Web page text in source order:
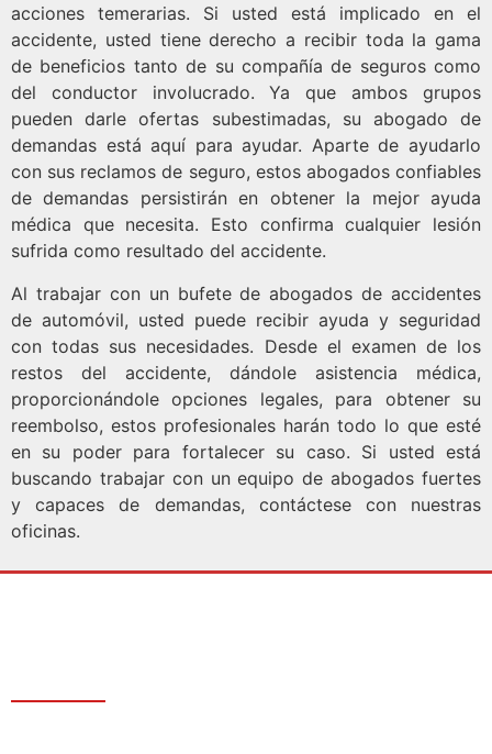
acciones temerarias. Si usted está implicado en el
accidente, usted tiene derecho a recibir toda la gama
de beneficios tanto de su compañía de seguros como
del conductor involucrado. Ya que ambos grupos
pueden darle ofertas subestimadas, su abogado de
demandas está aquí para ayudar. Aparte de ayudarlo
con sus reclamos de seguro, estos abogados confiables
de demandas persistirán en obtener la mejor ayuda
médica que necesita. Esto confirma cualquier lesión
sufrida como resultado del accidente.
Al trabajar con un bufete de abogados de accidentes
de automóvil, usted puede recibir ayuda y seguridad
con todas sus necesidades. Desde el examen de los
restos del accidente, dándole asistencia médica,
proporcionándole opciones legales, para obtener su
reembolso, estos profesionales harán todo lo que esté
en su poder para fortalecer su caso. Si usted está
buscando trabajar con un equipo de abogados fuertes
y capaces de demandas, contáctese con nuestras
oficinas.